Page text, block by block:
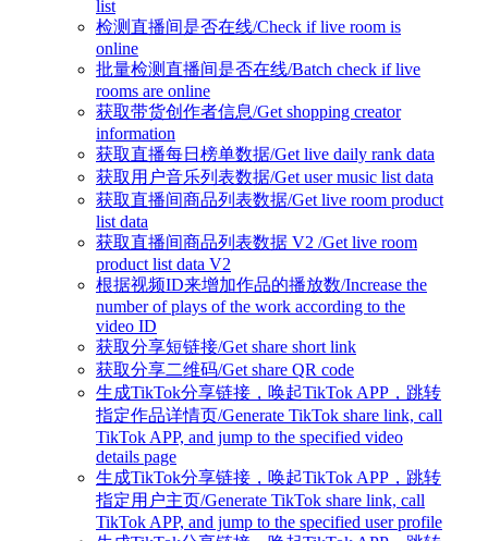
list
检测直播间是否在线/Check if live room is
online
批量检测直播间是否在线/Batch check if live
rooms are online
获取带货创作者信息/Get shopping creator
information
获取直播每日榜单数据/Get live daily rank data
获取用户音乐列表数据/Get user music list data
获取直播间商品列表数据/Get live room product
list data
获取直播间商品列表数据 V2 /Get live room
product list data V2
根据视频ID来增加作品的播放数/Increase the
number of plays of the work according to the
video ID
获取分享短链接/Get share short link
获取分享二维码/Get share QR code
生成TikTok分享链接，唤起TikTok APP，跳转
指定作品详情页/Generate TikTok share link, call
TikTok APP, and jump to the specified video
details page
生成TikTok分享链接，唤起TikTok APP，跳转
指定用户主页/Generate TikTok share link, call
TikTok APP, and jump to the specified user profile